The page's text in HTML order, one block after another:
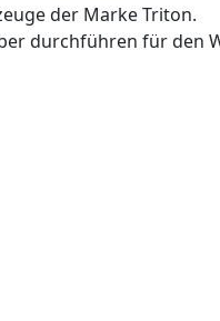
der Marke Triton.
durchführen für den